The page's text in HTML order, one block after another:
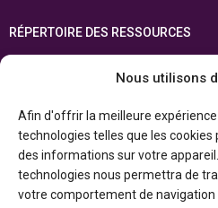
Nous utilisons
Afin d'offrir la meilleure
technologies telles que les
des informations sur votre
technologies nous permettra de
votre comportement de
RÉPERTOIRE DES RESSOURCES
ENGLISH
Cette ressource est réalisée grâce au
l’Ontario et du gouvernement duCanada
Patrimoine canadien